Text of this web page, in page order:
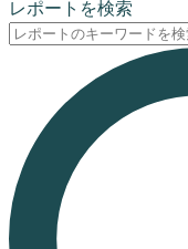
レポートを検索